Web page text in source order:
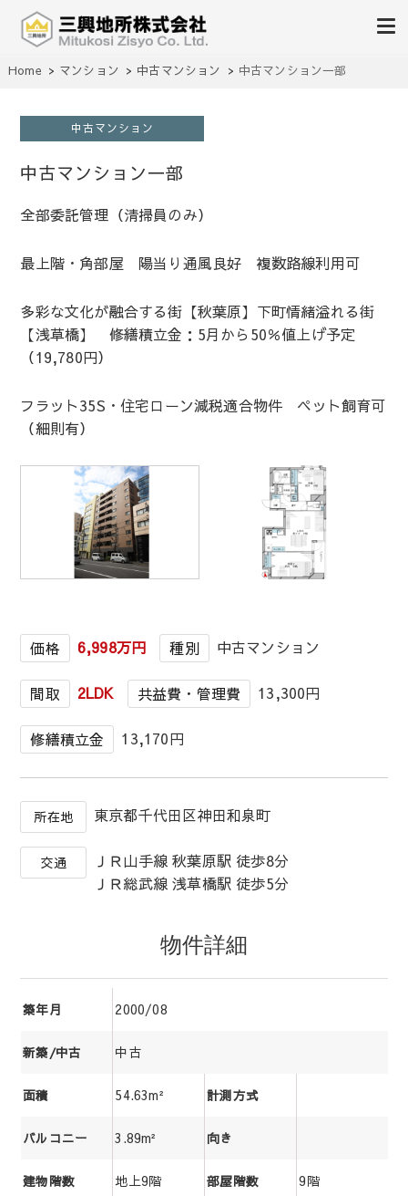
三興地所株式会社
Home マンション 中古マンション 中古マンション一部
中古マンション
中古マンション一部
全部委託管理（清掃員のみ）
最上階・角部屋 陽当り通風良好 複数路線利用可
多彩な文化が融合する街【秋葉原】下町情緒溢れる街
【浅草橋】 修繕積立金：5月から50％値上げ予定
（19,780円）
フラット35S・住宅ローン減税適合物件 ペット飼育可
（細則有）
1/
価格 6,998万円 種別 中古マンション
間取 2LDK 共益費・管理費 13,300円
修繕積立金 13,170円
所在地 東京都千代田区神田和泉町
交通
ＪＲ山手線 秋葉原駅 徒歩8分
ＪＲ総武線 浅草橋駅 徒歩5分
物件詳細
築年月 2000/08
新築/中古 中古
面積 54.63m² 計測方式
バルコニー 3.89m² 向き
建物階数 地上9階 部屋階数 9階